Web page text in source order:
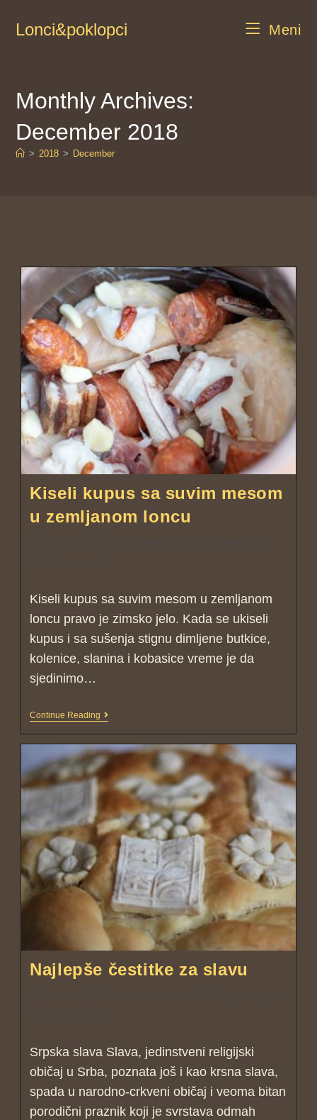
Lonci&poklopci Meni
Monthly Archives:
December 2018
> 2018 > December
Kiseli kupus sa suvim mesom
u zemljanom loncu
Kiseli kupus sa suvim mesom u zemljanom
loncu pravo je zimsko jelo. Kada se ukiseli
kupus i sa sušenja stignu dimljene butkice,
kolenice, slanina i kobasice vreme je da
sjedinimo…
Continue Reading
Najlepše čestitke za slavu
Srpska slava Slava, jedinstveni religijski
običaj u Srba, poznata još i kao krsna slava,
spada u narodno-crkveni običaj i veoma bitan
porodični praznik koji je svrstava odmah